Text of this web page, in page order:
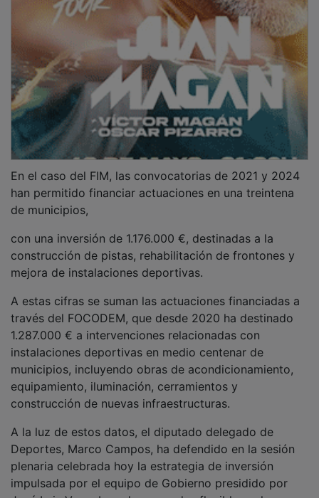
han permitido financiar actuaciones en una treintena
de municipios,
construcción de pistas, rehabilitación de frontones y
mejora de instalaciones deportivas.
través del FOCODEM, que desde 2020 ha destinado
1.287.000 € a intervenciones relacionadas con
instalaciones deportivas en medio centenar de
municipios, incluyendo obras de acondicionamiento,
equipamiento, iluminación, cerramientos y
construcción de nuevas infraestructuras.
Deportes, Marco Campos, ha defendido en la sesión
plenaria celebrada hoy la estrategia de inversión
impulsada por el equipo de Gobierno presidido por
José Luis Vega, basada en ayudas flexibles, y ha